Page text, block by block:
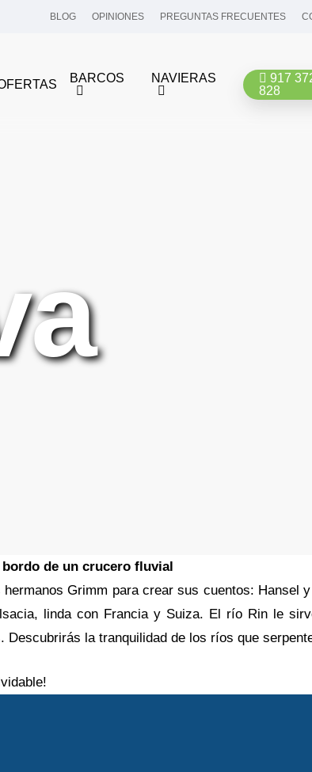
BLOG OPINIONES PREGUNTAS FRECUENTES
BARCOS NAVIERAS
917
828
de un crucero fluvial
Grimm para crear sus cuentos: Hansel
linda con Francia y Suiza. El río Rin le
la tranquilidad de los ríos que